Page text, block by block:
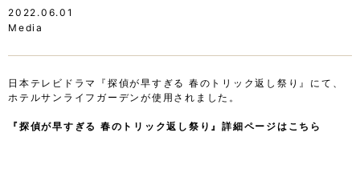
2022.06.01
Media
日本テレビドラマ『探偵が早すぎる 春のトリック返し祭り』にて、
ホテルサンライフガーデンが使用されました。
『探偵が早すぎる 春のトリック返し祭り』詳細ページはこちら